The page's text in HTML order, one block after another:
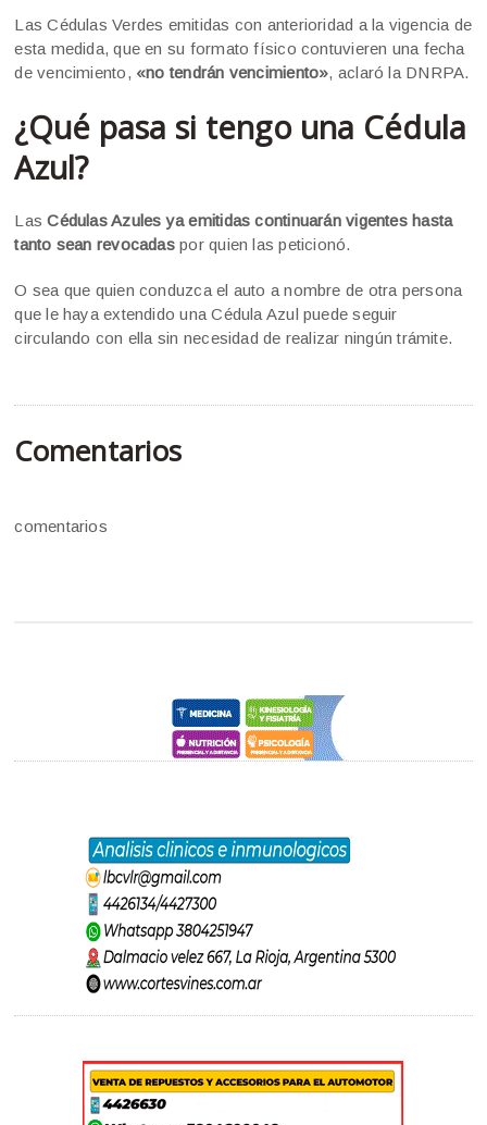
Las Cédulas Verdes emitidas con anterioridad a la vigencia de
esta medida, que en su formato físico contuvieren una fecha
de vencimiento, «no tendrán vencimiento», aclaró la DNRPA.
¿Qué pasa si tengo una Cédula
Azul?
Las Cédulas Azules ya emitidas continuarán vigentes hasta
tanto sean revocadaspor quien las peticionó.
O sea que quien conduzca el auto a nombre de otra persona
que le haya extendido una Cédula Azul puede seguir
circulando con ella sin necesidad de realizar ningún trámite.
Comentarios
comentarios